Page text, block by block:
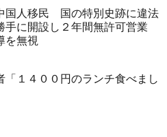
国人移民 国の特別史跡に違法
手に開設し２年間無許可営業
を無視
「１４００円のランチ食べまし